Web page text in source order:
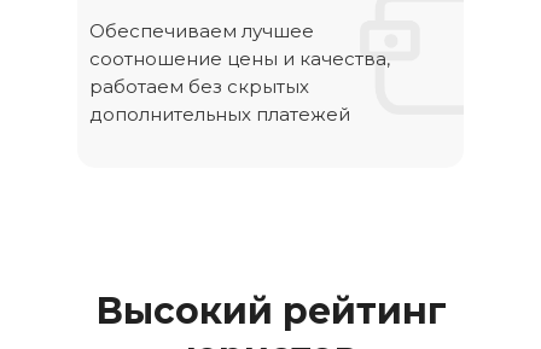
Обеспечиваем лучшее
соотношение цены и качества,
работаем без скрытых
дополнительных платежей
Высокий рейтинг